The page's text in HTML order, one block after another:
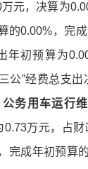
元，决算为
的0.00%，完
年初预算为
公”经费总支
公务用车运行
万元，占财
完成年初预算的